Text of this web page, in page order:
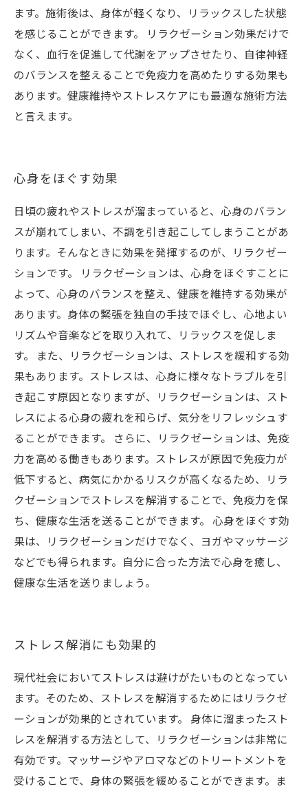
ます。施術後は、身体が軽くなり、リラックスした状態
を感じることができます。 リラクゼーション効果だけで
なく、血行を促進して代謝をアップさせたり、自律神経
のバランスを整えることで免疫力を高めたりする効果も
あります。健康維持やストレスケアにも最適な施術方法
と言えます。
心身をほぐす効果
日頃の疲れやストレスが溜まっていると、心身のバラン
スが崩れてしまい、不調を引き起こしてしまうことがあ
ります。そんなときに効果を発揮するのが、リラクゼー
ションです。 リラクゼーションは、心身をほぐすことに
よって、心身のバランスを整え、健康を維持する効果が
あります。身体の緊張を独自の手技でほぐし、心地よい
リズムや音楽などを取り入れて、リラックスを促しま
す。 また、リラクゼーションは、ストレスを緩和する効
果もあります。ストレスは、心身に様々なトラブルを引
き起こす原因となりますが、リラクゼーションは、スト
レスによる心身の疲れを和らげ、気分をリフレッシュす
ることができます。 さらに、リラクゼーションは、免疫
力を高める働きもあります。ストレスが原因で免疫力が
低下すると、病気にかかるリスクが高くなるため、リラ
クゼーションでストレスを解消することで、免疫力を保
ち、健康な生活を送ることができます。 心身をほぐす効
果は、リラクゼーションだけでなく、ヨガやマッサージ
などでも得られます。自分に合った方法で心身を癒し、
健康な生活を送りましょう。
ストレス解消にも効果的
現代社会においてストレスは避けがたいものとなってい
ます。そのため、ストレスを解消するためにはリラクゼ
ーションが効果的とされています。 身体に溜まったスト
レスを解消する方法として、リラクゼーションは非常に
有効です。マッサージやアロマなどのトリートメントを
受けることで、身体の緊張を緩めることができます。ま